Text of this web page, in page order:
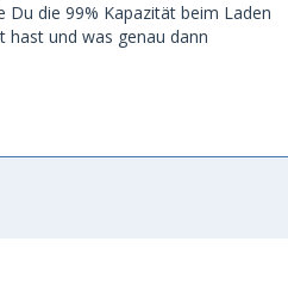
die 99% Kapazität beim Laden
und was genau dann